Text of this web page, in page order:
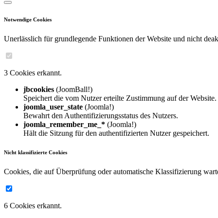
Notwendige Cookies
Unerlässlich für grundlegende Funktionen der Website und nicht
3 Cookies erkannt.
jbcookies (JoomBall!)
Speichert die vom Nutzer erteilte Zustimmung auf der Website.
joomla_user_state (Joomla!)
Bewahrt den Authentifizierungsstatus des Nutzers.
joomla_remember_me_* (Joomla!)
Hält die Sitzung für den authentifizierten Nutzer gespeichert.
Nicht klassifizierte Cookies
Cookies, die auf Überprüfung oder automatische Klassifizierung
6 Cookies erkannt.